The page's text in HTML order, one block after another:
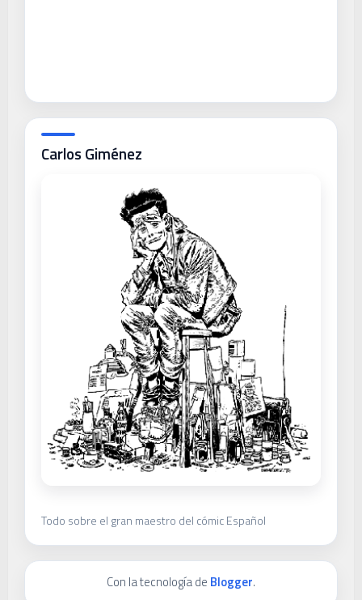
Carlos Giménez
Todo sobre el gran maestro del cómic Español
Con la tecnología de Blogger.